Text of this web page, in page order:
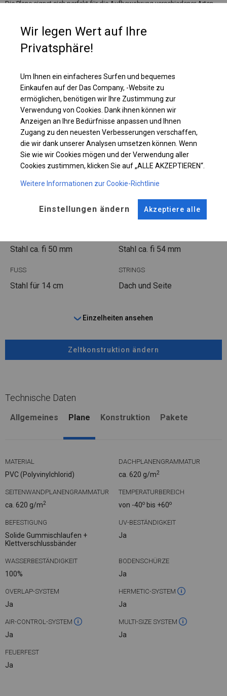
Die Plane eignet sich perfekt für die Aufbewahrung verschiedener Arten
Wenn sich in der Nähe des Lagerplatzes, an dem Sie das Zelt aufstellen
möchten, Feuerquellen befinden, lohnt es sich, über ein feuerfestes
Lagerzelt nachzudenken, in dem Sie Ihre Materialien sicher aufbewahren
Einzelheiten ansehen
Plane ändern
Stahl ca. fi 50 mm Stahl ca. fi 54 mm
FUSS
Stahl für 14 cm
STRINGS
Dach und Seite
Einzelheiten ansehen
Zeltkonstruktion ändern
Technische Daten
Allgemeines Plane Konstruktion Pakete
MATERIAL
PVC (Polyvinylchlorid)
DACHPLANENGRAMMATUR
ca. 620 g/m2
SEITENWANDPLANENGRAMMATUR
ca. 620 g/m2
TEMPERATURBEREICH
von -40o bis +60o
BEFESTIGUNG
Solide Gummischlaufen +
Klettverschlussbänder
UV-BESTÄNDIGKEIT
Ja
WASSERBESTÄNDIGKEIT
100%
BODENSCHÜRZE
Ja
OVERLAP-SYSTEM
Ja
HERMETIC-SYSTEM
Ja
AIR-CONTROL-SYSTEM
Ja
MULTI-SIZE SYSTEM
Ja
FEUERFEST
Ja
Wir legen Wert auf Ihre
Privatsphäre!
Um Ihnen ein einfacheres Surfen und bequemes
Einkaufen auf der Das Company, -Website zu
ermöglichen, benötigen wir Ihre Zustimmung zur
Verwendung von Cookies. Dank ihnen können wir
Anzeigen an Ihre Bedürfnisse anpassen und Ihnen
Zugang zu den neuesten Verbesserungen verschaffen,
die wir dank unserer Analysen umsetzen können. Wenn
Sie wie wir Cookies mögen und der Verwendung aller
Cookies zustimmen, klicken Sie auf „ALLE AKZEPTIEREN“.
Weitere Informationen zur Cookie-Richtlinie
Einstellungen ändern Akzeptiere alle